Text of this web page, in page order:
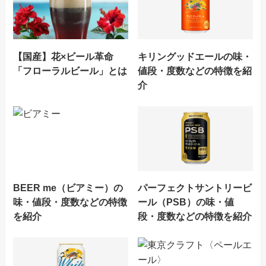
【国産】花×ビール革命
「フローラルビール」とは
キリングッドエールの味・
値段・度数などの特徴を紹
介
BEER me（ビアミー）の
味・値段・度数などの特徴
を紹介
パーフェクトサントリービ
ール（PSB）の味・値
段・度数などの特徴を紹介